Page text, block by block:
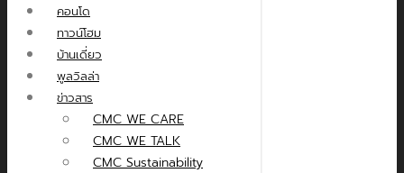
คอนโด
ทาวน์โฮม
บ้านเดี่ยว
พูลวิลล่า
ข่าวสาร
CMC WE CARE
CMC WE TALK
CMC Sustainability